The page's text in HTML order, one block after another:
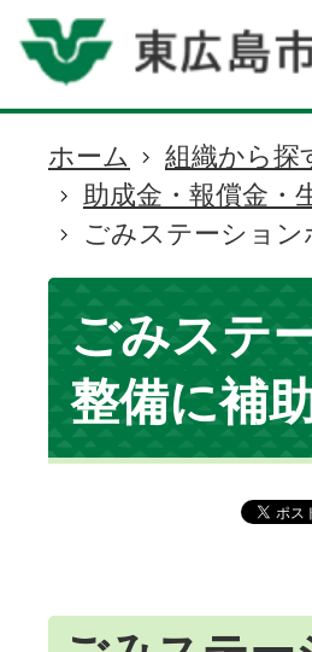
現
在
の
位
ホーム 組織から探
助成金・報償金・
ごみステーショ
ごみステ
整備に補